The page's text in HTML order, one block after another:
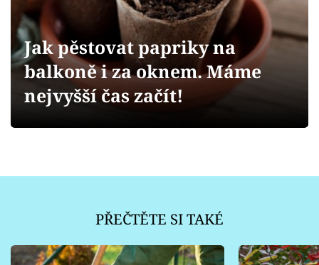
Přihlášení
Sledujte nás
Jak pěstovat papriky na
balkoně i za oknem. Máme
nejvyšší čas začít!
PŘEČTĚTE SI TAKÉ